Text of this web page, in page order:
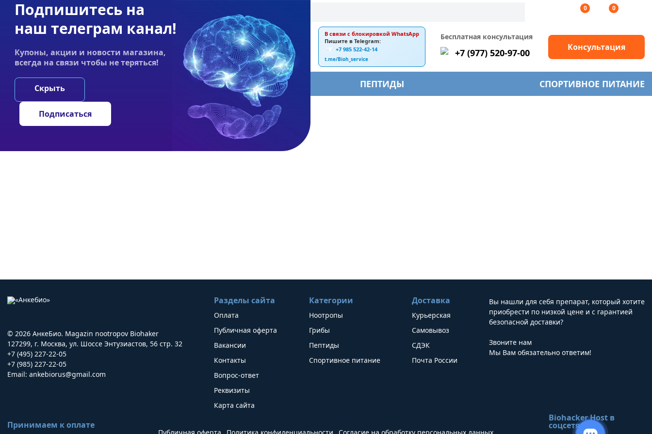
Акции Оплата Статьи 0 0
График работы:
Пн-пт 9:00–19:00
E-mail:
ankebiorus@gmail.com
В связи с блокировкой WhatsApp
Пишите в Telegram:
+7 985 522-42-14
t.me/Bioh_service
Бесплатная консультация
+7 (977) 520-97-00 Консультация
НООТРОПЫ ГРИБЫ ПЕПТИДЫ СПОРТИВНОЕ ПИТАНИЕ
© 2026 АнкеБио. Magazin nootropov Biohaker
127299, г. Москва, ул. Шоссе Энтузиастов, 56 стр. 32
+7 (495) 227-22-05
+7 (985) 227-22-05
Email: ankebiorus@gmail.com
Разделы сайта
Оплата
Публичная оферта
Вакансии
Контакты
Вопрос-ответ
Реквизиты
Карта сайта
Категории
Ноотропы
Грибы
Пептиды
Спортивное питание
Доставка
Курьерская
Самовывоз
СДЭК
Почта России
Вы нашли для себя препарат, который хотите
приобрести по низкой цене и с гарантией
безопасной доставки?
Звоните нам
Мы Вам обязательно ответим!
Принимаем к оплате
Biohacker Host в
соцсетях
Подпишитесь на
наш телеграм канал!
Купоны, акции и новости магазина,
всегда на связи чтобы не теряться!
Скрыть
Подписаться